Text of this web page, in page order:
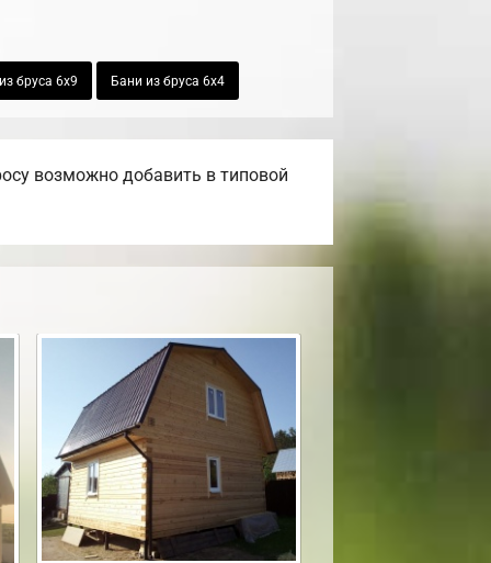
бруса 6х9 Бани из бруса 6х4
возможно добавить в типовой